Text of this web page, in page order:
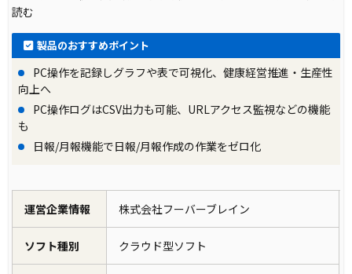
読む
製品のおすすめポイント
PC操作を記録しグラフや表で可視化、健康経営推進・生産性
向上へ
PC操作ログはCSV出力も可能、URLアクセス監視などの機能
も
日報/月報機能で日報/月報作成の作業をゼロ化
運営企業情報 株式会社フーバーブレイン
ソフト種別 クラウド型ソフト